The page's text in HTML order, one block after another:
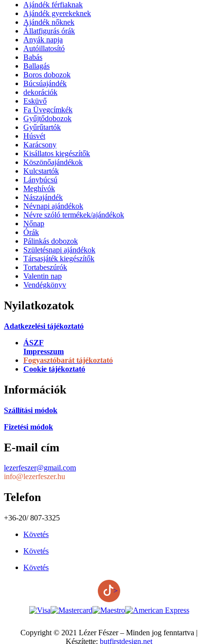
Ajándék férfiaknak
Ajándék gyerekeknek
Ajándék nőknek
Állatfigurás órák
Anyák napja
Autóillatosító
Babás
Ballagás
Boros dobozok
Búcsúajándék
dekorációk
Esküvő
Fa Üvegcímkék
Gyűjtődobozok
Gyűrűtartók
Húsvét
Karácsony
Kisállatos kiegészítők
Köszönőajándékok
Kulcstartók
Lánybúcsú
Meghívók
Nászajándék
Névnapi ajándékok
Névre szóló termékek/ajándékok
Nőnap
Órák
Pálinkás dobozok
Születésnapi ajándékok
Társasjáték kiegészítők
Tortabeszúrók
Valentin nap
Vendégkönyv
Nyilatkozatok
Adatkezelési tájékoztató
ÁSZF
Impresszum
Fogyasztóbarát tájékoztató
Cookie tájékoztató
Információk
Szállítási módok
Fizetési módok
E-mail cím
lezerfeszer@gmail.com
info@lezerfeszer.hu
Telefon
+36-20/ 807-3325
Követés
Követés
Követés
>
Copyright © 2021 Lézer Fészer – Minden jog fenntartva |
Készítette: butfirstdesign.net